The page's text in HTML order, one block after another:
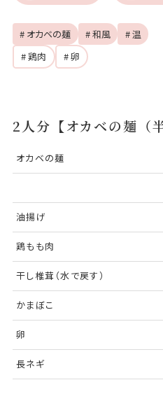
# オカベの麺 # 和風
# 温
# 鶏肉
# 卵
2人分【オカベの麺（
オカベの麺
油揚げ
鶏もも肉
干し椎茸（水で戻す）
かまぼこ
卵
長ネギ